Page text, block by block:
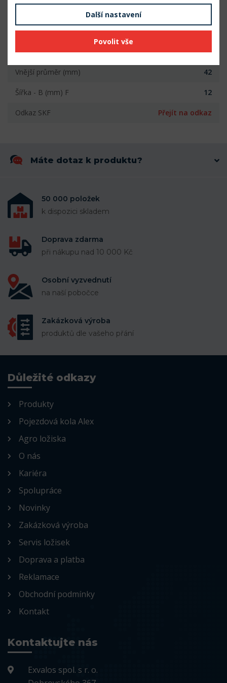
Parametry
Počet řad 1
Vnitřní průměr (mm) 20
Vnější průměr (mm) 42
Šířka - B (mm) F 12
Odkaz SKF Přejít na odkaz
Máte dotaz k produktu?
50 000 položek
k dispozici skladem
Doprava zdarma
při nákupu nad 10 000 Kč
Osobní vyzvednutí
na naší pobočce
Zakázková výroba
produktů dle vašeho přání
Důležité odkazy
Produkty
Pojezdová kola Alex
Agro ložiska
O nás
Kariéra
Spolupráce
Novinky
Zakázková výroba
Servis ložisek
Doprava a platba
Reklamace
Obchodní podmínky
Kontakt
Kontaktujte nás
Exvalos spol. s r. o.
Další nastavení
Povolit vše